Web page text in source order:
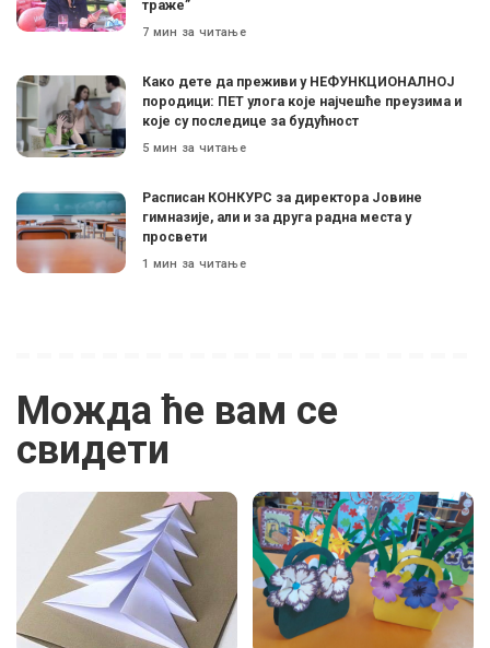
траже”
7 мин за читање
Како дете да преживи у НЕФУНКЦИОНАЛНОЈ
породици: ПЕТ улога које најчешће преузима и
које су последице за будућност
5 мин за читање
Расписан КОНКУРС за директора Јовине
гимназије, али и за друга радна места у
просвети
1 мин за читање
Можда ће вам се
свидети